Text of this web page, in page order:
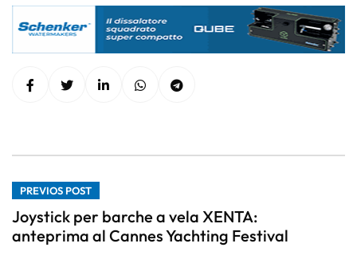
PREVIOS POST
Joystick per barche a vela XENTA:
anteprima al Cannes Yachting Festival